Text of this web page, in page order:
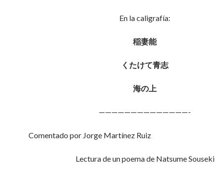
En la caligrafía:
稲妻能
くたけて青志
海の上
——————————————-
Comentado por Jorge Martínez Ruiz
Lectura de un poema de Natsume Souseki